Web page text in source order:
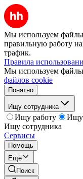
Мы используем файлы
правильную работу
трафик.
Правила
Мы используем
файлов cookie
Понятно
Ищу сотрудника
Ищу работу
Ищу
Ищу сотрудника
Сервисы
Помощь
Ещё
Поиск